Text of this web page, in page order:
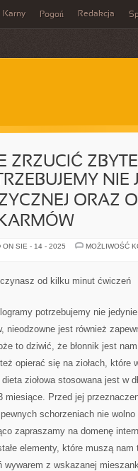
Karny Pogoń Redakcja
ZRZUCIĆ
NIE
ORAZ
ON SIE - 14 - 2025
MOŻLIWOŚĆ
od kilku minut ćwiczeń
potrzebujemy nie
nieodzowne jest również
to dziwić, że błonnik jest
opierać się na ziołach, które
ziołowa stosowana jest w
miesiące. Przed jej
schorzeniach nie
zapraszamy na domenę
elementy, które muszą
z wskazanej